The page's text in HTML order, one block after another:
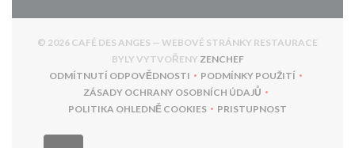
© 2026 CAFÉ DES ANGES — WEBOVÉ STRÁNKY RESTAURACE
BYLY VYTVOŘENY ZENCHEF((OTEVŘE SE V NOVÉM
ODMÍTNUTÍ ODPOVĚDNOSTI
((OTEVŘE SE V NOVÉM OKNĚ))
PODMÍNKY POUŽITÍ
((OTEVŘE SE V
ZÁSADY OCHRANY OSOBNÍCH ÚDAJŮ
((OTEVŘE SE V NOVÉM OKNĚ))
POLITIKA OHLEDNĚ COOKIES
((OTEVŘE SE V NOVÉM OKNĚ))
PRISTUPNOST
((OTEVŘE SE V